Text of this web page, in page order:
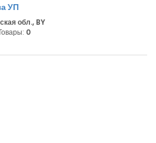
УП
обл., BY
0